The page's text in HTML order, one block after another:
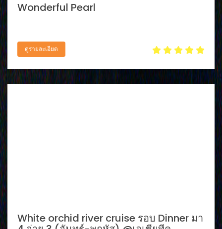
Wonderful Pearl
ดูรายละเอียด
White orchid river cruise รอบ Dinner มา